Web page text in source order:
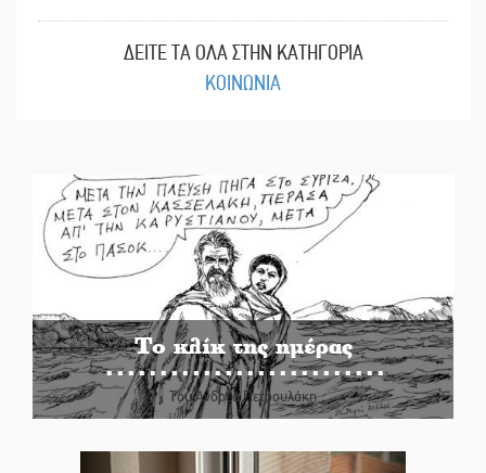
ΔΕΙΤΕ ΤΑ ΟΛΑ ΣΤΗΝ ΚΑΤΗΓΟΡΙΑ
ΚΟΙΝΩΝΙΑ
Το κλίκ της ημέρας
Του Ανδρέα Πετρουλάκη